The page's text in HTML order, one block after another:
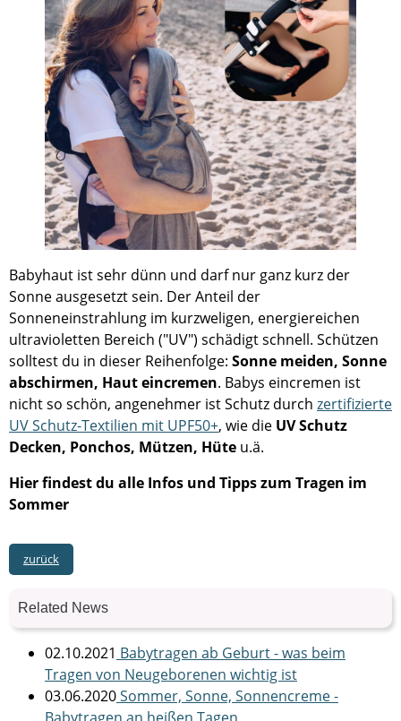
Babyhaut ist sehr dünn und darf nur ganz kurz der
Sonne ausgesetzt sein. Der Anteil der
Sonneneinstrahlung im kurzweligen, energiereichen
ultravioletten Bereich ("UV") schädigt schnell. Schützen
solltest du in dieser Reihenfolge: Sonne meiden, Sonne
abschirmen, Haut eincremen. Babys eincremen ist
nicht so schön, angenehmer ist Schutz durch zertifizierte
UV Schutz-Textilien mit UPF50+, wie die UV Schutz
Decken, Ponchos, Mützen, Hüte u.ä.
Hier findest du alle Infos und Tipps zum Tragen im
Sommer
zurück
Related News
02.10.2021 Babytragen ab Geburt - was beim
Tragen von Neugeborenen wichtig ist
03.06.2020Sommer, Sonne, Sonnencreme -